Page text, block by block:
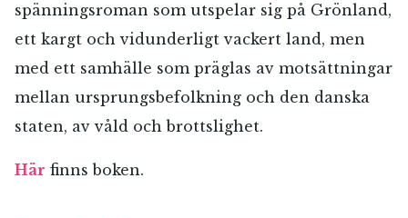
spänningsroman som utspelar sig på Grönland,
ett kargt och vidunderligt vackert land, men
med ett samhälle som präglas av motsättningar
mellan ursprungsbefolkning och den danska
staten, av våld och brottslighet.
Här finns boken.